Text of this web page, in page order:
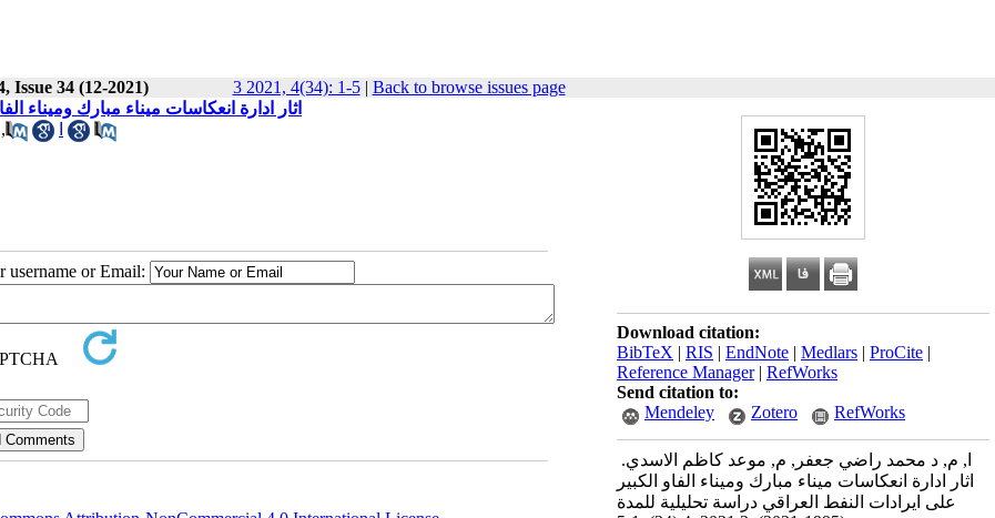
Issue 34 (12-2021) 3 2021, 4(34): 1-5| Back to browse issues page
Download citation:
BibTeX | RIS | EndNote | Medlars | ProCite |
Reference Manager| RefWorks
Send citation to:
Mendeley
Zotero RefWorks
ا, م, د محمد راضي جعفر, م, موعد كاظم الاسدي. ‬‬‬‬‬‬‬‬‬‬‬‬‬‬‬‬‬‬‬‬
اثار ادارة انعكاسات ميناء مبارك وميناء الفاو الكبير
على ايرادات النفط العراقي دراسة تحليلية للمدة
اثار ادارة انعكاسات ميناء مبارك وميناء
,
username or Email: